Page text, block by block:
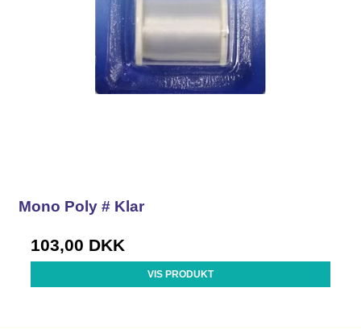
Mono Poly # Klar
103,00 DKK
VIS PRODUKT